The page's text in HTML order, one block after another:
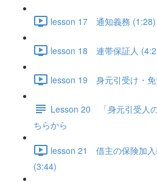
lesson 17 通知義務 (1:28)
lesson 18 連帯保証人
lesson 19 身元引受け・
Lesson 20 「身元引受人
ちらから
lesson 21 借主の保険加入
(3:44)